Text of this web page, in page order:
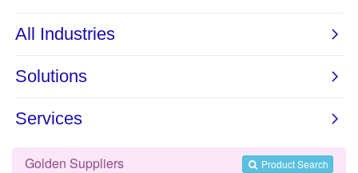
Product Search
Golden Suppliers